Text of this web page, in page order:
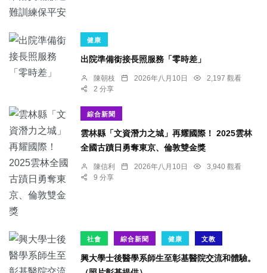
健康
出院準備銜接長照服務「零時差」
陳朝枝 2026年八月10日
2,197 觀看
2 分享
綜合新聞
雲林縣「文資潛力之城」再耀國際！ 2025雲林
全國古蹟日勇奪東京、倫敦雙金獎
陳信利 2026年八月10日
3,940 觀看
9 分享
社會 綜合新聞 健康 文教
興大學士後醫學系師生至彰基醫院交流和體驗。